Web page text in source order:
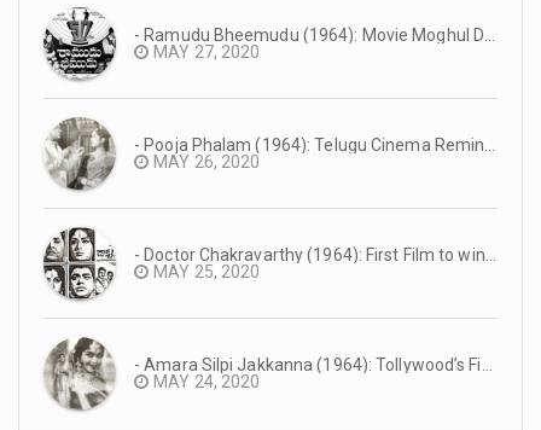
MAY 27, 2020
MAY 26, 2020
MAY 25, 2020
MAY 24, 2020